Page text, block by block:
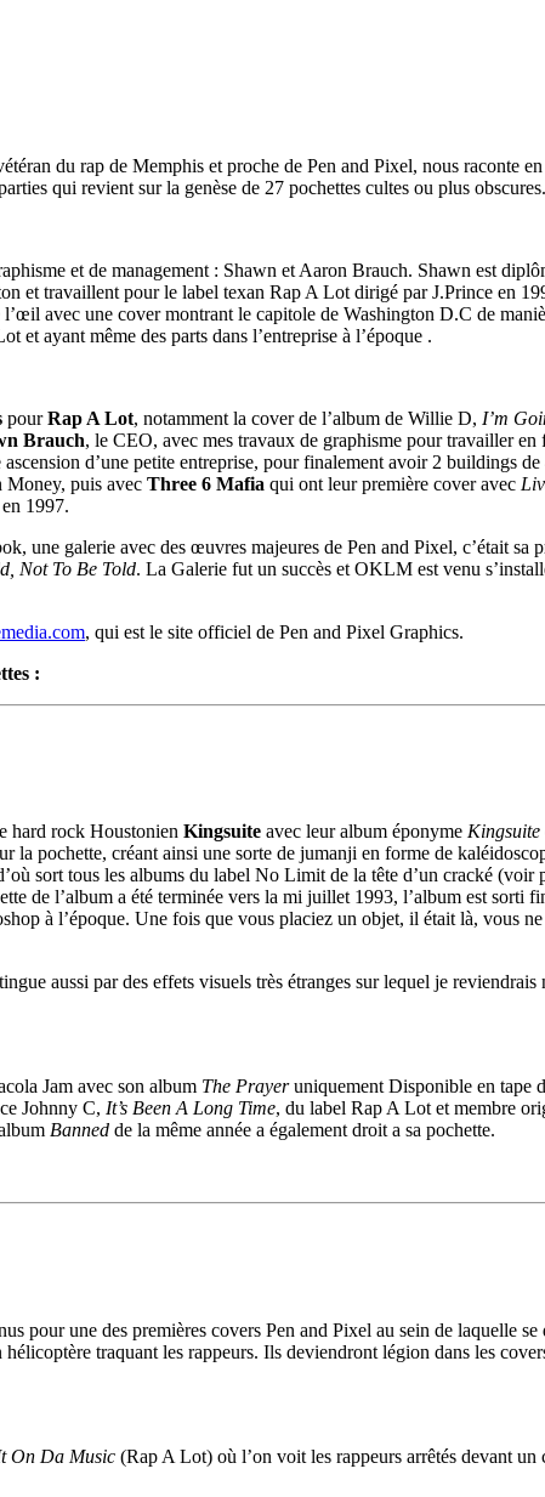
du rap de Memphis et proche de Pen and Pixel, nous raconte
qui revient sur la genèse de 27 pochettes cultes ou plus obscures.
et de management : Shawn et Aaron Brauch. Shawn est
et travaillent pour le label texan Rap A Lot dirigé par J.Prince en
avec une cover montrant le capitole de Washington D.C de
et ayant même des parts dans l’entreprise à l’époque .
pourRap A Lot, notamment la cover de l’album de Willie D, I’m
Brauch, le CEO, avec mes travaux de graphisme pour travailler
d’une petite entreprise, pour finalement avoir 2 buildings
Money, puis avec Three 6 Mafia qui ont leur première cover avec
1997.
une galerie avec des œuvres majeures de Pen and Pixel, c’était
Not To Be Told. La Galerie fut un succès et OKLM est venu
, qui est le site officiel de Pen and Pixel Graphics.
:
hard rock Houstonien Kingsuite avec leur album éponyme Kingsuite
la pochette, créant ainsi une sorte de jumanji en forme de
sort tous les albums du label No Limit de la tête d’un cracké (voir
de l’album a été terminée vers la mi juillet 1993, l’album est sorti
à l’époque. Une fois que vous placiez un objet, il était là, vous
aussi par des effets visuels très étranges sur lequel je
Jam avec son album The Prayeruniquement Disponible en tape
Johnny C, It’s Been A Long Time, du label Rap A Lot et membre
Banned de la même année a également droit a sa pochette.
pour une des premières covers Pen and Pixel au sein de laquelle
traquant les rappeurs. Ils deviendront légion dans les
On Da Music (Rap A Lot) où l’on voit les rappeurs arrêtés devant